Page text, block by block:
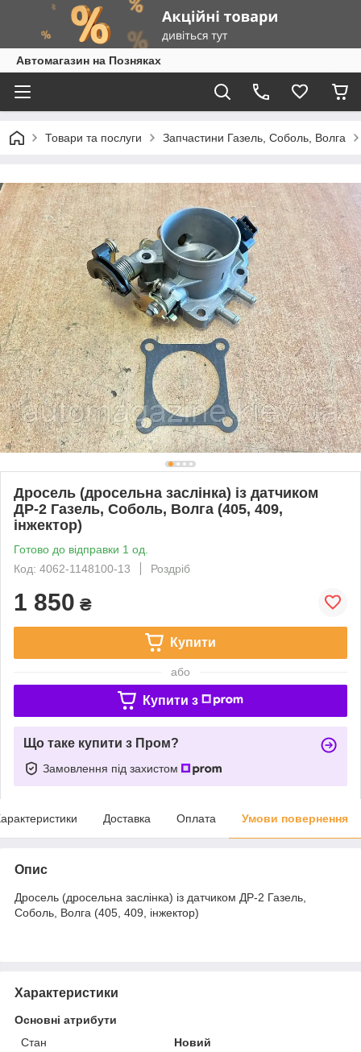
Автомагазин на Позняках
Товари та послуги Запчастини Газель, Соболь, Волга
Дросель (дросельна заслінка) із датчиком
ДР-2 Газель, Соболь, Волга (405, 409,
інжектор)
Готово до відправки 1 од.
Код: 4062-1148100-13
Роздріб
1 850 ₴
Купити
або
Купити з
Що таке купити з Пром?
Замовлення під захистом
Доставка Оплата Умови повернення
Опис
Дросель (дросельна заслінка) із датчиком ДР-2 Газель,
Соболь, Волга (405, 409, інжектор)
Характеристики
Основні атрибути
Стан
Новий